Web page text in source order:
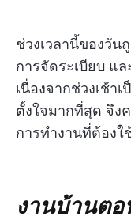
ช่วงเวลานี้ของวัน
การจัดระเบียบ แ
เนื่องจากช่วงเช้า
ตั้งใจมากที่สุด จึง
การทำงานที่ต้องใ
งานบ้านตอ